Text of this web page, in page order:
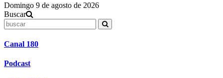
Domingo 9 de agosto de 2026
Buscar
Canal 180
Podcast